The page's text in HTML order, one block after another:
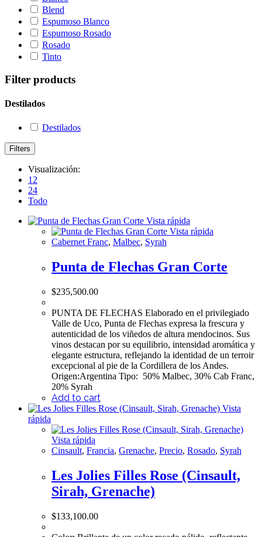
Blend
Espumoso Blanco
Espumoso Rosado
Rosado
Tinto
Filter products
Destilados
Destilados
Filters
Visualización:
12
24
Todo
Vista rápida
Vista rápida
Cabernet Franc, Malbec, Syrah
Punta de Flechas Gran Corte
$235,500.00
PUNTA DE FLECHAS Elaborado en el privilegiado
Valle de Uco, Punta de Flechas expresa la frescura y
autenticidad de los viñedos de altura mendocinos. Sus
vinos destacan por su equilibrio, intensidad aromática y
elegante estructura, reflejando la identidad de un terroir
excepcional al pie de la Cordillera de los Andes.
Origen:Argentina Tipo: 50% Malbec, 30% Cab Franc,
20% Syrah
Add to cart
Vista
rápida
Vista rápida
Cinsault, Francia, Grenache, Precio, Rosado, Syrah
Les Jolies Filles Rose (Cinsault,
Sirah, Grenache)
$133,100.00